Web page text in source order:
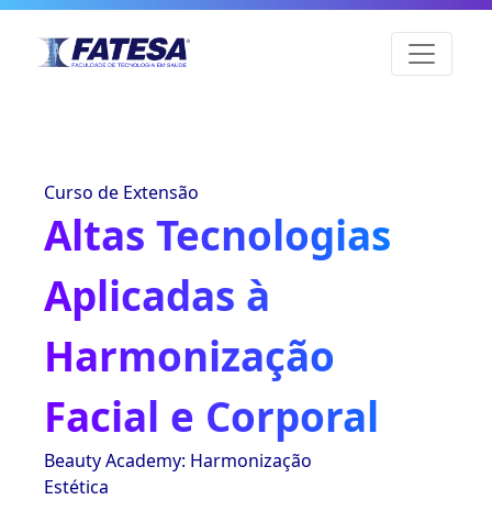
Curso de Extensão
Altas Tecnologias
Aplicadas à
Harmonização
Facial e Corporal
Beauty Academy: Harmonização
Estética